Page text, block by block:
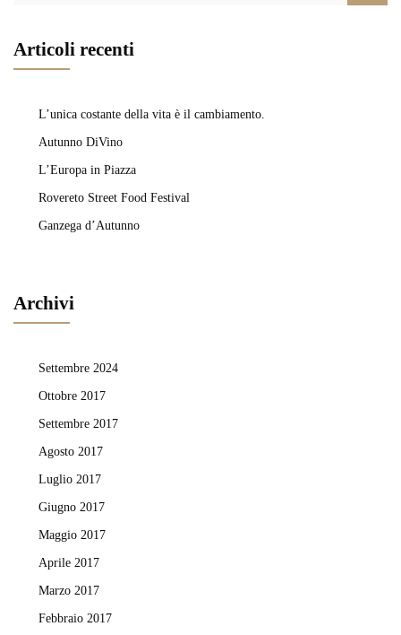
Articoli recenti
L’unica costante della vita è il cambiamento.
Autunno DiVino
L’Europa in Piazza
Rovereto Street Food Festival
Ganzega d’Autunno
Archivi
Settembre 2024
Ottobre 2017
Settembre 2017
Agosto 2017
Luglio 2017
Giugno 2017
Maggio 2017
Aprile 2017
Marzo 2017
Febbraio 2017